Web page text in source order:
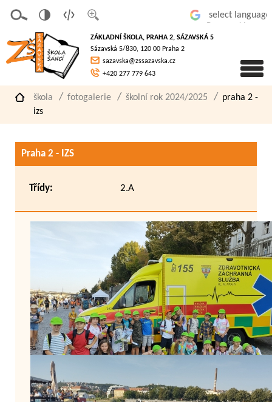
písmo
á
verze
pro
slaboz
raké
ZÁKLADNÍ ŠKOLA, PRAHA 2, SÁZAVSKÁ 5
Sázavská 5/830, 120 00 Praha 2
sazavska@zssazavska.cz
+420 277 779 643
škola fotogalerie školní rok 2024/2025
praha 2 -
izs
Praha 2 - IZS
Třídy: 2.A